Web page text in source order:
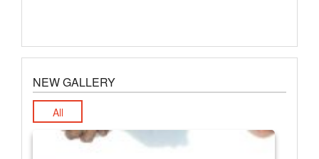
NEW GALLERY
All